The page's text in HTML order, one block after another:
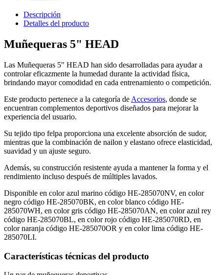
Descripción
Detalles del producto
Muñequeras 5" HEAD
Las Muñequeras 5" HEAD han sido desarrolladas para ayudar a
controlar eficazmente la humedad durante la actividad física,
brindando mayor comodidad en cada entrenamiento o competición.
Este producto pertenece a la categoría de Accesorios, donde se
encuentran complementos deportivos diseñados para mejorar la
experiencia del usuario.
Su tejido tipo felpa proporciona una excelente absorción de sudor,
mientras que la combinación de nailon y elastano ofrece elasticidad,
suavidad y un ajuste seguro.
Además, su construcción resistente ayuda a mantener la forma y el
rendimiento incluso después de múltiples lavados.
Disponible en color azul marino código HE-285070NV, en color
negro código HE-285070BK, en color blanco código HE-
285070WH, en color gris código HE-285070AN, en color azul rey
código HE-285070BL, en color rojo código HE-285070RD, en
color naranja código HE-285070OR y en color lima código HE-
285070LI.
Características técnicas del producto